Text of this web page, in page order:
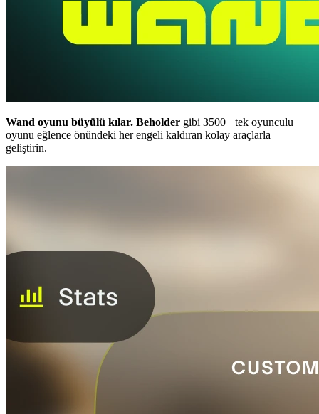
Wand oyunu büyülü kılar. Beholder gibi 3500+ tek oyunculu
oyunu eğlence önündeki her engeli kaldıran kolay araçlarla
geliştirin.